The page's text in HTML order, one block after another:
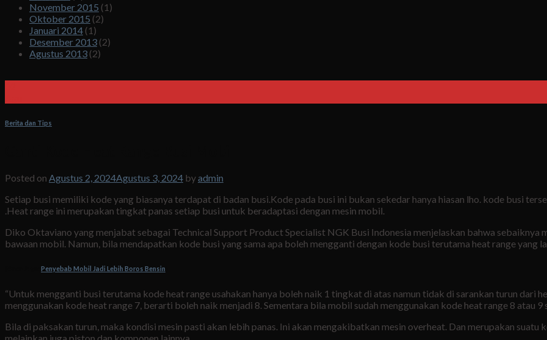
November 2015 (1)
Oktober 2015 (2)
Januari 2014 (1)
Desember 2013 (2)
Agustus 2013 (2)
Berita dan Tips
Posted on Agustus 2, 2024Agustus 3, 2024 byadmin
Setiap busi memiliki kode yang biasanya terdapat di badan busi.Kode pada busi ini bukan sekedar hanya hiasan lho. kode busi
.Heat range ini merupakan tingkat panas setiap busi untuk beradaptasi dengan mesin mobil.
Diko Oktaviano yang menjabat sebagai Technical Support Product Specialist NGK Busi Indonesia menjelaskan bahwa sebaiknya
bawaan mobil. Namun, bila mendapatkan kode busi yang sama apa boleh mengganti dengan kode busi terutama heat range yang
Penyebab Mobil Jadi Lebih Boros Bensin
“Untuk mengganti busi terutama kode heat range usahakan hanya boleh naik 1 tingkat di atas namun tidak di sarankan turun dari
menggunakan kode heat range 7, berarti boleh naik menjadi 8. Sementara bila mobil sudah menggunakan kode heat range 8 atau
Bila di paksakan turun, maka kondisi mesin pasti akan lebih panas. Ini akan mengakibatkan mesin overheat. Dan merupakan